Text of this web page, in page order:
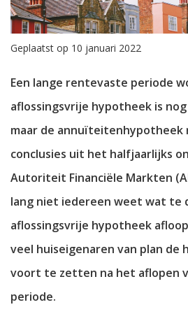
Geplaatst op 10 januari 2022
Een lange rentevaste periode
aflossingsvrije hypotheek is
maar de annuïteitenhypotheek
conclusies uit het halfjaarlijks
Autoriteit Financiële Markten
lang niet iedereen weet wat te
aflossingsvrije hypotheek
veel huiseigenaren van plan de
voort te zetten na het aflopen
periode.